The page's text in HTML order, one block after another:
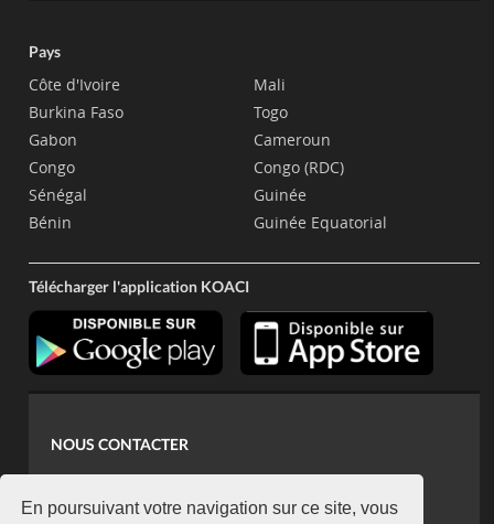
En poursuivant votre navigation sur ce site, vous
Pays
Côte d'Ivoire
Burkina Faso
Gabon
Congo
Sénégal
Bénin
Mali
Togo
Cameroun
Congo (RDC)
Guinée
Guinée Equatorial
Télécharger l'application KOACI
NOUS CONTACTER
koaci@yahoo.fr